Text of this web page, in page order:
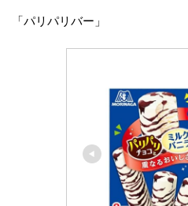
「パリパリバー」